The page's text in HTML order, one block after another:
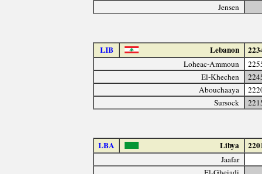
Jensen
LIB Lebanon
Loheac-Ammoun
El-Khechen
Abouchaaya
Sursock
LBA Libya
Jaafar